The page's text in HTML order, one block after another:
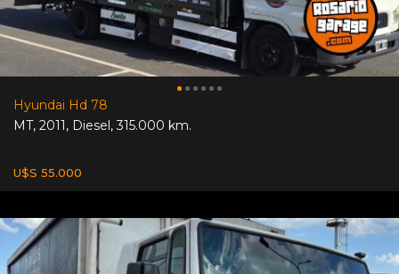
Hyundai Hd 78
MT, 2011, Diesel,315.000 km.
U$S 55.000